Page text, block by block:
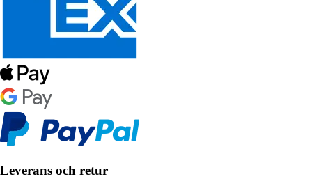
Leverans och retur